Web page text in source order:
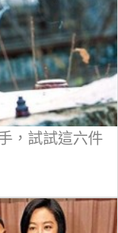
，試試這六件